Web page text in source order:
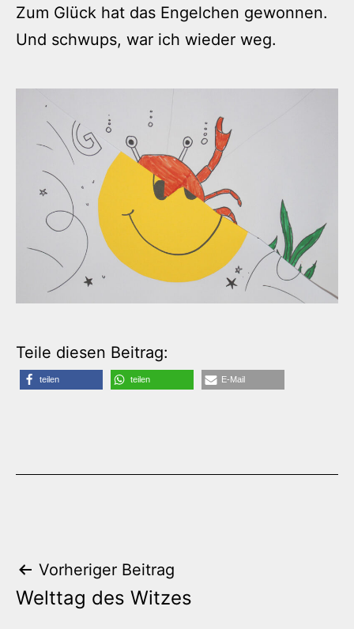
Zum Glück hat das Engelchen gewonnen.
Und schwups, war ich wieder weg.
Teile diesen Beitrag:
teilen teilen E-Mail
Beitrags-
Navigation
Vorheriger Beitrag
Welttag des Witzes